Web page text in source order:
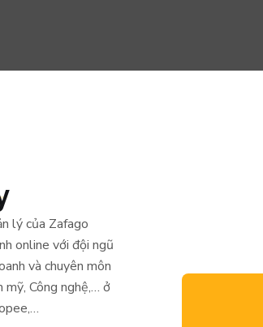
lý của Zafago
online với đội ngũ
và chuyên môn
Công nghệ,… ở